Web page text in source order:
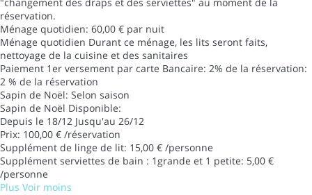
réservation.
Ménage quotidien: 60,00 € par nuit
Ménage quotidien Durant ce ménage, les lits seront faits,
nettoyage de la cuisine et des sanitaires
Paiement 1er versement par carte Bancaire: 2% de la réservation:
2 % de la réservation
Sapin de Noël: Selon saison
Sapin de Noël Disponible:
Depuis le 18/12 Jusqu'au 26/12
Prix: 100,00 € /réservation
Supplément de linge de lit: 15,00 € /personne
Supplément serviettes de bain : 1grande et 1 petite: 5,00 €
/personne
Plus Voir moins